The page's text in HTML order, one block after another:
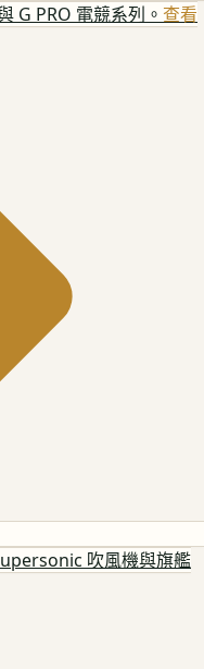
G PRO 電競系列。 查看
吹風機與旗艦